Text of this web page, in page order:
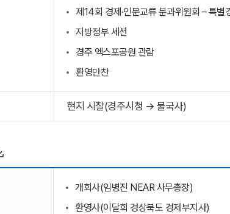
제14회 경제·인문교류 분과위원회 – 특별
지방정부 세션
경주 엑스포공원 관람
환영만찬
현지 시찰(경주시청 → 불국사)
개회사(임병진 NEAR 사무총장)
환영사(이달희 경상북도 경제부지사)